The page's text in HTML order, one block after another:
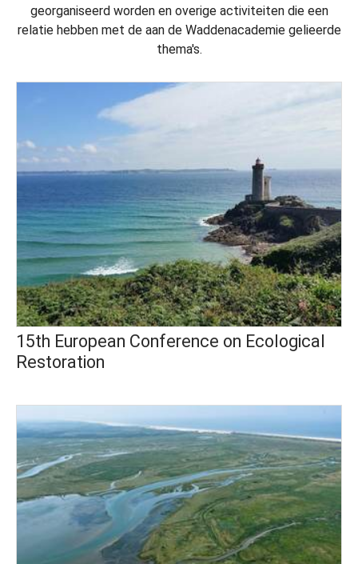
georganiseerd worden en overige activiteiten die een
relatie hebben met de aan de Waddenacademie gelieerde
thema's.
15th European Conference on Ecological
Restoration